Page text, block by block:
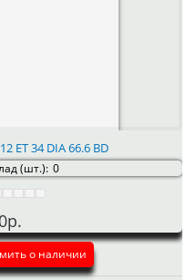
ET 34 DIA 66.6 BD
(шт.): 0
о наличии